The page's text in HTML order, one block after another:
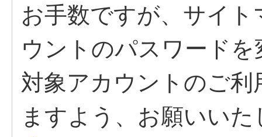
お手数ですが、サイ
ウントのパスワード
対象アカウントのご
ますよう、お願いいた